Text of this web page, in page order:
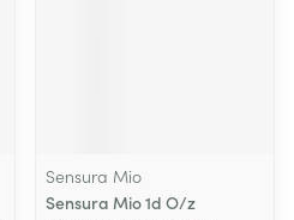
Sensura Mio
Sensura Mio 1d O/z